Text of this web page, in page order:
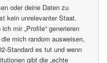
oder deine Daten zu
kein unrelevanter Staat.
mir „Profile“ generieren
mich random ausweisen,
Standard es tut und wenn
gibt die „echte